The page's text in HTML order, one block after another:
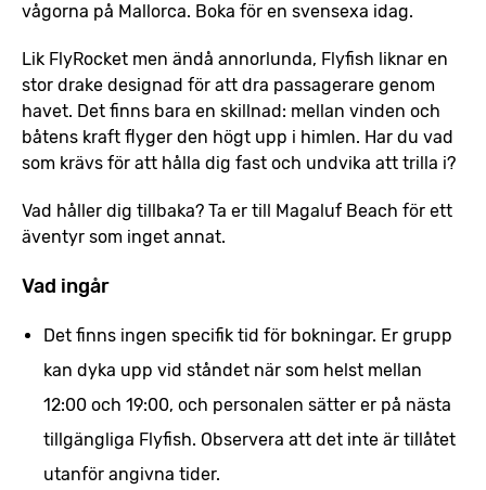
vågorna på Mallorca. Boka för en svensexa idag.
Lik FlyRocket men ändå annorlunda, Flyfish liknar en
stor drake designad för att dra passagerare genom
havet. Det finns bara en skillnad: mellan vinden och
båtens kraft flyger den högt upp i himlen. Har du vad
som krävs för att hålla dig fast och undvika att trilla i?
Vad håller dig tillbaka? Ta er till Magaluf Beach för ett
äventyr som inget annat.
Vad ingår
Det finns ingen specifik tid för bokningar. Er grupp
kan dyka upp vid ståndet när som helst mellan
12:00 och 19:00, och personalen sätter er på nästa
tillgängliga Flyfish. Observera att det inte är tillåtet
utanför angivna tider.